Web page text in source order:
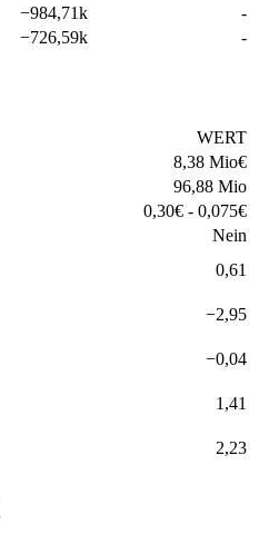
−984,71k
-
−726,59k -
WERT
8,38 Mio€
96,88 Mio
0,30€ - 0,075€
Nein
0,61
−2,95
−0,04
1,41
2,23